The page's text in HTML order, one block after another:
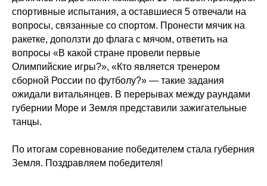
спортивные испытания, а оставшиеся 5 отвечали на
вопросы, связанные со спортом. Пронести мячик на
ракетке, доползти до флага с мячом, ответить на
вопросы «В какой стране провели первые
Олимпийские игры?», «Кто является тренером
сборной России по футболу?» — такие задания
ожидали витальянцев. В перерывах между раундами
губернии Море и Земля представили зажигательные
танцы.
По итогам соревнование победителем стала губерния
Земля. Поздравляем победителя!